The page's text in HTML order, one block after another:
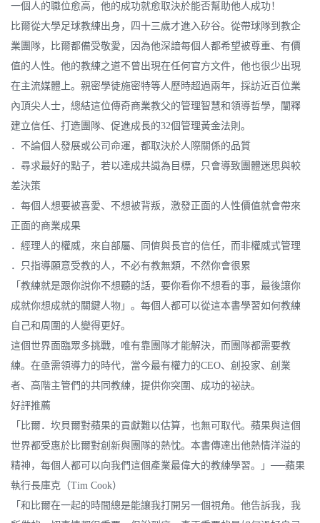
一個人的職位愈高，他的成功就愈取決於能否幫助他人成功！
比爾從大學足球教練出身，四十三歲才進入矽谷。從帶球隊到教企
業團隊，比爾都備受敬愛，因為他深諳每個人都希望被尊重、有價
值的人性。他的教練之道不曾出現在任何官方文件，他也很少出現
在主流媒體上。親密學徒施密特等人歷時超過兩年，採訪近百位業
內頂尖人士，總結這位傳奇商業教父的管理智慧和領導哲學，闡釋
建立信任、打造團隊、促進成長的32個管理黃金法則。
．不論個人發展或公司命運，都取決於人際關係的品質
．尋求最好的點子，若以達成共識為目標，只會導致團體迷思與較
差決策
．每個人想要被喜愛、不想被背叛，激發正面的人性價值就會帶來
正面的商業成果
．經理人的權威，來自部屬、同儕與長官的信任，而非權威式管理
．只指導願意受教的人，不必有教無類，不然你會很累
「教練就是跟你說你不想聽的話，要你看你不想看的事，最後讓你
成就你想成就的關鍵人物」。每個人都可以從這本書學習如何教練
自己和周圍的人變得更好。
這個世界面臨眾多挑戰，唯有靠團隊才能解決，而團隊都需要教
練。在亟需領導力的時代，當今最有權力的CEO、創投家、創業
者、高階主管們的共同教練，提供你突圍、成功的祕訣。
好評推薦
「比爾．坎貝爾對蘋果的貢獻難以估算，也無可取代。蘋果與這個
世界都受惠於比爾對創新與團隊的熱忱。本書傳達出他熱情洋溢的
精神，每個人都可以向我們這個產業最偉大的教練學習。」──蘋果
執行長庫克（Tim Cook）
「和比爾在一起的時間總是能讓我打開另一個視角。他告訴我，我